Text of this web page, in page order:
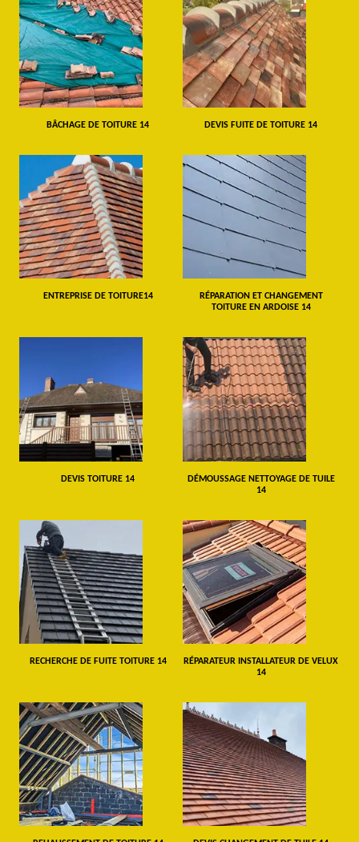
BÂCHAGE DE TOITURE 14 DEVIS FUITE DE TOITURE 14
ENTREPRISE DE TOITURE14
RÉPARATION ET CHANGEMENT
TOITURE EN ARDOISE 14
DEVIS TOITURE 14
DÉMOUSSAGE NETTOYAGE DE TUILE
14
RECHERCHE DE FUITE TOITURE 14
RÉPARATEUR INSTALLATEUR DE VELUX
14